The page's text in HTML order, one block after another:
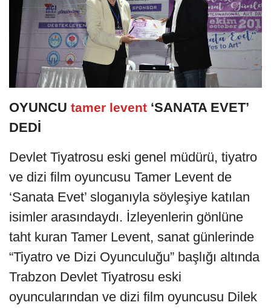
OYUNCU tamer levent ‘SANATA EVET’
DEDİ
Devlet Tiyatrosu eski genel müdürü, tiyatro
ve dizi film oyuncusu Tamer Levent de
‘Sanata Evet’ sloganıyla söyleşiye katılan
isimler arasındaydı. İzleyenlerin gönlüne
taht kuran Tamer Levent, sanat günlerinde
“Tiyatro ve Dizi Oyunculuğu” başlığı altında
Trabzon Devlet Tiyatrosu eski
oyuncularından ve dizi film oyuncusu Dilek